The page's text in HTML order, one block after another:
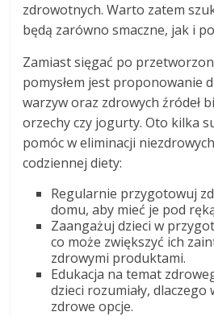
zdrowotnych. Warto zatem
będą zarówno smaczne, jak i
Zamiast sięgać po
pomysłem jest proponowanie
warzyw oraz zdrowych źródeł
orzechy czy jogurty. Oto kilka
pomóc w eliminacji
codziennej diety:
Regularnie przygotowuj
domu, aby mieć je pod
Zaangażuj dzieci w
co może zwiększyć ich
zdrowymi produktami.
Edukacja na temat
dzieci rozumiały,
zdrowe opcje.